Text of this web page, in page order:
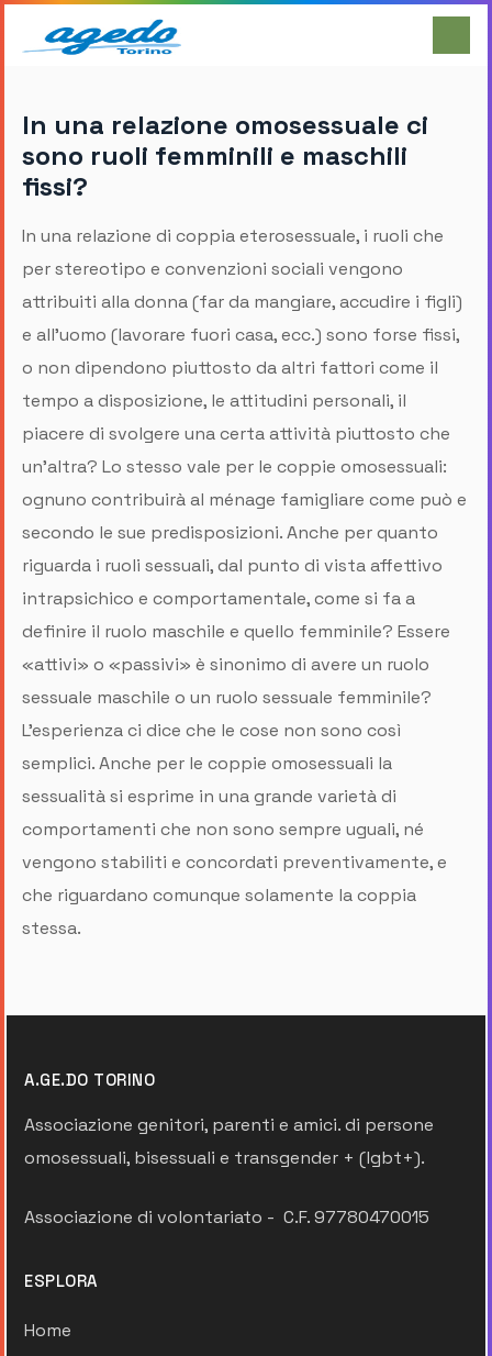
In una relazione omosessuale ci
sono ruoli femminili e maschili
fissi?
In una relazione di coppia eterosessuale, i ruoli che
per stereotipo e convenzioni sociali vengono
attribuiti alla donna (far da mangiare, accudire i figli)
e all’uomo (lavorare fuori casa, ecc.) sono forse fissi,
o non dipendono piuttosto da altri fattori come il
tempo a disposizione, le attitudini personali, il
piacere di svolgere una certa attività piuttosto che
un’altra? Lo stesso vale per le coppie omosessuali:
ognuno contribuirà al ménage famigliare come può e
secondo le sue predisposizioni. Anche per quanto
riguarda i ruoli sessuali, dal punto di vista affettivo
intrapsichico e comportamentale, come si fa a
definire il ruolo maschile e quello femminile? Essere
«attivi» o «passivi» è sinonimo di avere un ruolo
sessuale maschile o un ruolo sessuale femminile?
L’esperienza ci dice che le cose non sono così
semplici. Anche per le coppie omosessuali la
sessualità si esprime in una grande varietà di
comportamenti che non sono sempre uguali, né
vengono stabiliti e concordati preventivamente, e
che riguardano comunque solamente la coppia
stessa.
A.GE.DO TORINO
Associazione genitori, parenti e amici. di persone
omosessuali, bisessuali e transgender + (lgbt+).
Associazione di volontariato - C.F. 97780470015
ESPLORA
Home